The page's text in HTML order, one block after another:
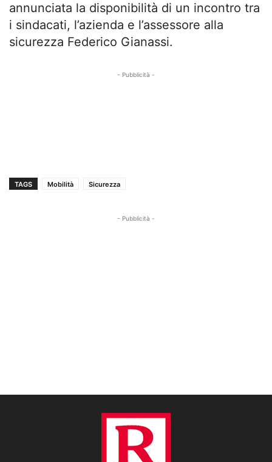
annunciata la disponibilità di un incontro tra
i sindacati, l’azienda e l’assessore alla
sicurezza Federico Gianassi.
- Pubblicità -
TAGS Mobilità Sicurezza
- Pubblicità -